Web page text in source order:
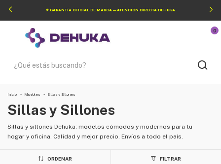
⭐ GARANTÍA OFICIAL DE MARCA — ATENCIÓN DIRECTA DEHUKA
0
Inicio > Muebles > Sillas y Sillones
Sillas y Sillones
Sillas y sillones Dehuka: modelos cómodos y modernos para tu
hogar y oficina. Calidad y mejor precio. Envíos a todo el país.
ORDENAR FILTRAR